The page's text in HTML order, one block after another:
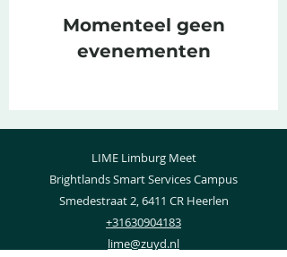
Momenteel geen
evenementen
LIME Limburg Meet
Brightlands Smart Services Campus
Smedestraat 2, 6411 CR Heerlen
+31630904183
lime@zuyd.nl